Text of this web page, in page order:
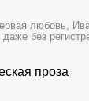
любовь,
даже без
проза